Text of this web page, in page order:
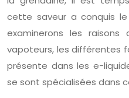
cette saveur a conquis
examinerons les
vapoteurs, les différentes
présente dans les e-
se sont spécialisées dans